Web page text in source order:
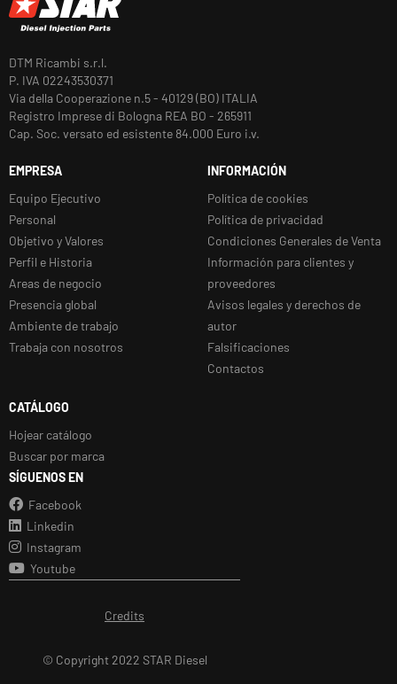
DTM Ricambi s.r.l.
P. IVA 02243530371
Via della Cooperazione n.5 - 40129 (BO) ITALIA
Registro Imprese di Bologna REA BO - 265911
Cap. Soc. versato ed esistente 84.000 Euro i.v.
EMPRESA
Equipo Ejecutivo
Personal
Objetivo y Valores
Perfil e Historia
Areas de negocio
Presencia global
Ambiente de trabajo
Trabaja con nosotros
INFORMACIÓN
Política de cookies
Política de privacidad
Condiciones Generales de Venta
Información para clientes y
proveedores
Avisos legales y derechos de
autor
Falsificaciones
Contactos
CATÁLOGO
Hojear catálogo
Buscar por marca
SÍGUENOS EN
Facebook
Linkedin
Instagram
Youtube
Credits
© Copyright 2022 STAR Diesel